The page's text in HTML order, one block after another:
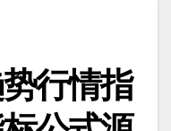
行情指